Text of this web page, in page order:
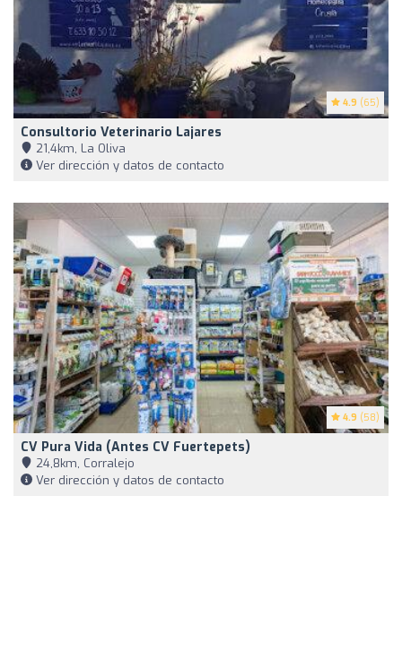
4.9 (65)
Consultorio Veterinario Lajares
21,4km, La Oliva
Ver dirección y datos de contacto
4.9 (58)
CV Pura Vida (antes CV Fuertepets)
24,8km, Corralejo
Ver dirección y datos de contacto